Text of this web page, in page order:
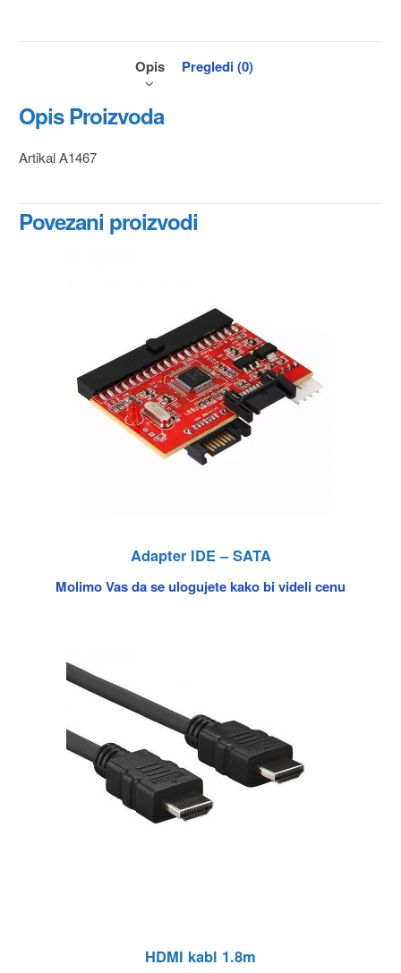
Opis Pregledi (0)
Opis Proizvoda
Artikal A1467
Povezani proizvodi
Adapter IDE – SATA
Molimo Vas da se ulogujete kako bi videli cenu
HDMI kabl 1.8m